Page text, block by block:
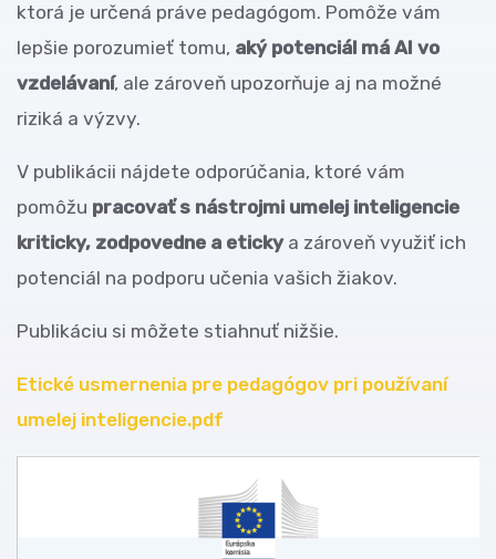
ktorá je určená práve pedagógom. Pomôže vám
lepšie porozumieť tomu, aký potenciál má AI vo
vzdelávaní, ale zároveň upozorňuje aj na možné
riziká a výzvy.
V publikácii nájdete odporúčania, ktoré vám
pomôžu pracovať s nástrojmi umelej inteligencie
kriticky, zodpovedne a eticky a zároveň využiť ich
potenciál na podporu učenia vašich žiakov.
Publikáciu si môžete stiahnuť nižšie.
Etické usmernenia pre pedagógov pri používaní
umelej inteligencie.pdf